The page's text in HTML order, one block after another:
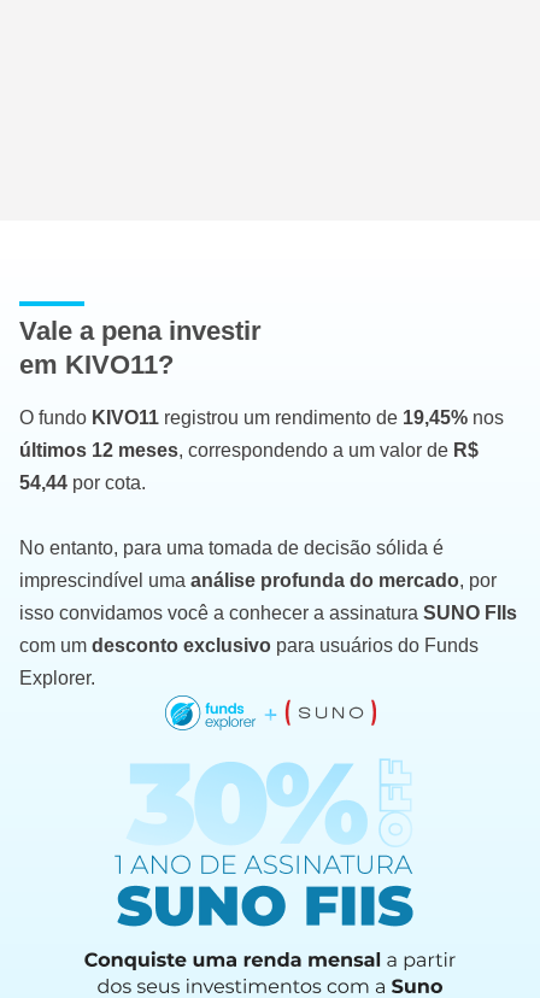
Vale a pena investir
em KIVO11?
O fundo KIVO11 registrou um rendimento de 19,45% nos
últimos 12 meses, correspondendo a um valor de R$
54,44 por cota.
No entanto, para uma tomada de decisão sólida é
imprescindível uma análise profunda do mercado, por
isso convidamos você a conhecer a assinatura SUNO FIIs
com um desconto exclusivo para usuários do Funds
Explorer.